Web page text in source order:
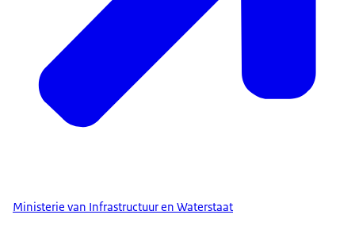
Ministerie van Infrastructuur en Waterstaat